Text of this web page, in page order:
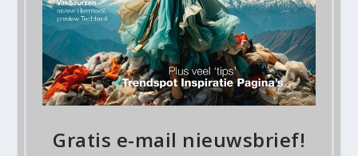
Gratis e-mail nieuwsbrief!